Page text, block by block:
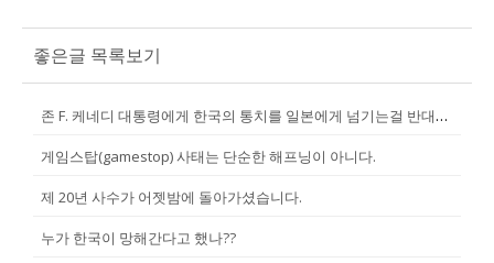
좋은글 목록보기
존 F. 케네디 대통령에게 한국의 통치를 일본에게 넘기는걸 반대한 펄벅 ...
게임스탑(gamestop) 사태는 단순한 해프닝이 아니다.
제 20년 사수가 어젯밤에 돌아가셨습니다.
누가 한국이 망해간다고 했나??